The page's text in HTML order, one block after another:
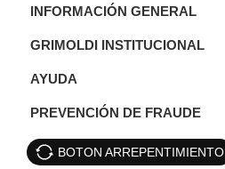
INFORMACIÓN GENERAL
GRIMOLDI INSTITUCIONAL
AYUDA
PREVENCIÓN DE FRAUDE
BOTON ARREPENTIMIENTO